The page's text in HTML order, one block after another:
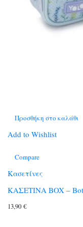
Προσθήκη στο καλάθι
Add to Wishlist
Compare
Κασετίνες
ΚΑΣΕΤΙΝΑ BOX –
13,90 €